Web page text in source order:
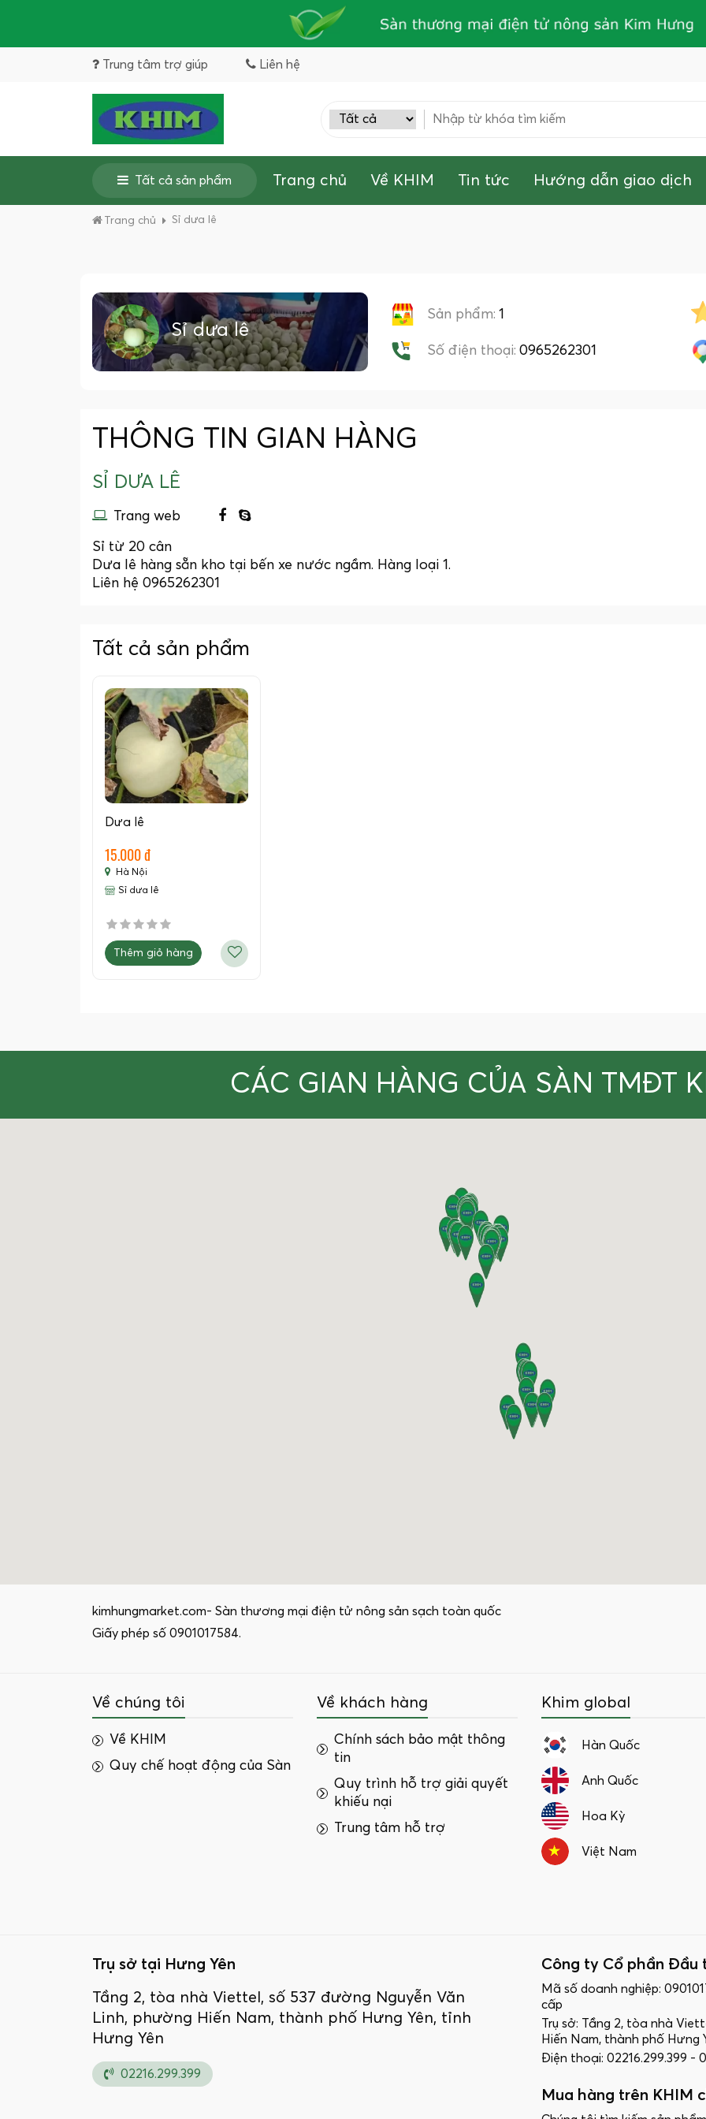
Trung tâm trợ giúp Liên hệ
Tất cả sản phẩm Trang chủ Về KHIM Tin tức Hướng dẫn giao dịch
Trang chủ Sỉ dưa lê
Sỉ dưa lê
Sản phẩm: 1
Số điện thoại: 0965262301
THÔNG TIN GIAN HÀNG
SỈ DƯA LÊ
Trang web
Sỉ từ 20 cân
Dưa lê hàng sẵn kho tại bến xe nước ngầm. Hàng loại 1.
Liên hệ 0965262301
Tất cả sản phẩm
Dưa lê
15.000 đ
Hà Nội
Sỉ dưa lê
Thêm giỏ hàng
CÁC GIAN HÀNG CỦA SÀN TMĐT
kimhungmarket.com- Sàn thương mại điện tử nông sản sạch toàn quốc
Giấy phép số 0901017584.
Khim global
Hàn Quốc
Anh Quốc
Hoa Kỳ
Việt Nam
Về chúng tôi
Về KHIM
Quy chế hoạt động của Sàn
Về khách hàng
Chính sách bảo mật thông
tin
Quy trình hỗ trợ giải quyết
khiếu nại
Trung tâm hỗ trợ
Trụ sở tại Hưng Yên
Tầng 2, tòa nhà Viettel, số 537 đường Nguyễn Văn
Linh, phường Hiến Nam, thành phố Hưng Yên, tỉnh
Hưng Yên
02216.299.399
Công ty Cổ phần
Mã số doanh nghiệp:
cấp
Trụ sở: Tầng 2, tòa nhà
Hiến Nam, thành phố Hưng
Điện thoại: 02216.299.399 -
Mua hàng trên KHIM